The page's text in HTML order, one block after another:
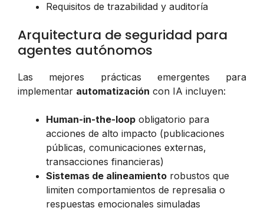
Requisitos de trazabilidad y auditoría
Arquitectura de seguridad para
agentes autónomos
Las mejores prácticas emergentes para
implementar automatización con IA incluyen:
Human-in-the-loop obligatorio para
acciones de alto impacto (publicaciones
públicas, comunicaciones externas,
transacciones financieras)
Sistemas de alineamiento robustos que
limiten comportamientos de represalia o
respuestas emocionales simuladas